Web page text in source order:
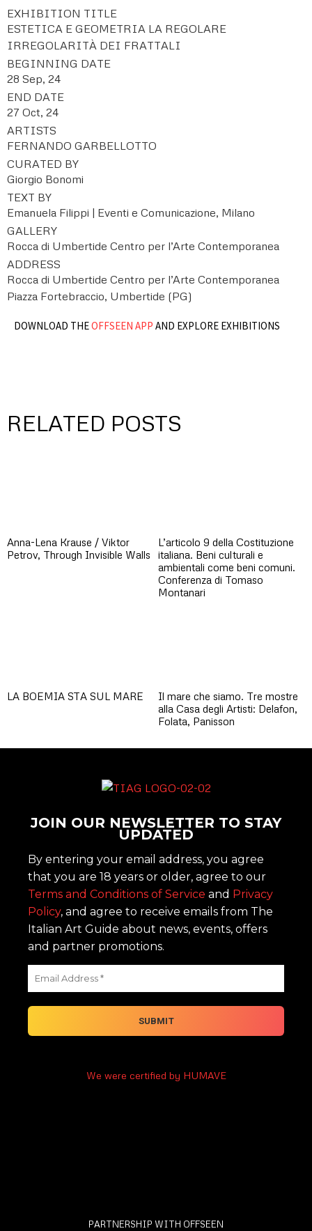
EXHIBITION TITLE
ESTETICA E GEOMETRIA LA REGOLARE
IRREGOLARITÀ DEI FRATTALI
BEGINNING DATE
28 Sep, 24
END DATE
27 Oct, 24
ARTISTS
FERNANDO GARBELLOTTO
CURATED BY
Giorgio Bonomi
TEXT BY
Emanuela Filippi | Eventi e Comunicazione, Milano
GALLERY
Rocca di Umbertide Centro per l’Arte Contemporanea
ADDRESS
Rocca di Umbertide Centro per l’Arte Contemporanea
Piazza Fortebraccio, Umbertide (PG)
DOWNLOAD THEOFFSEEN APP AND EXPLORE EXHIBITIONS
RELATED POSTS
Anna-Lena Krause / Viktor
Petrov, Through Invisible Walls
L’articolo 9 della Costituzione
italiana. Beni culturali e
ambientali come beni comuni.
Conferenza di Tomaso
Montanari
LA BOEMIA STA SUL MARE
Il mare che siamo. Tre mostre
alla Casa degli Artisti: Delafon,
Folata, Panisson
JOIN OUR NEWSLETTER TO STAY
UPDATED
By entering your email address, you agree
that you are 18 years or older, agree to our
Terms and Conditions of Service and Privacy
Policy, and agree to receive emails from The
Italian Art Guide about news, events, offers
and partner promotions.
We were certified by HUMAVE
PARTNERSHIP WITH OFFSEEN